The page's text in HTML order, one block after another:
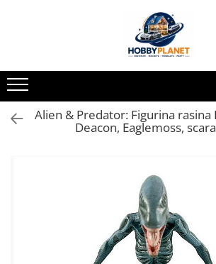
MINIATURI CASUTE PAPUSI
Accesorii miniaturale
Accesorii miniaturale diverse
Baie si toaleta
Obiecte casnice miniaturale
Portelan deluxe cu aur 24K
Textile si lenjerii miniaturale
Alien & Predator: Figurina
Deacon, Eaglemoss,